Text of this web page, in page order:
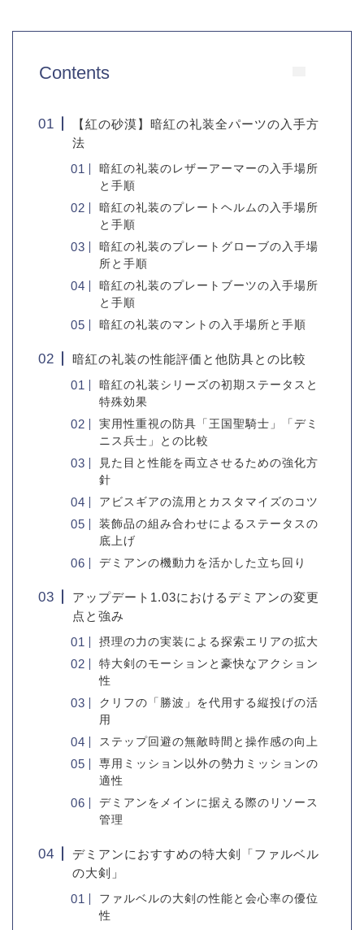
Contents
【紅の砂漠】暗紅の礼装全パーツの入手方
法
暗紅の礼装のレザーアーマーの入手場所
と手順
暗紅の礼装のプレートヘルムの入手場所
と手順
暗紅の礼装のプレートグローブの入手場
所と手順
暗紅の礼装のプレートブーツの入手場所
と手順
暗紅の礼装のマントの入手場所と手順
暗紅の礼装の性能評価と他防具との比較
暗紅の礼装シリーズの初期ステータスと
特殊効果
実用性重視の防具「王国聖騎士」「デミ
ニス兵士」との比較
見た目と性能を両立させるための強化方
針
アビスギアの流用とカスタマイズのコツ
装飾品の組み合わせによるステータスの
底上げ
デミアンの機動力を活かした立ち回り
アップデート1.03におけるデミアンの変更
点と強み
摂理の力の実装による探索エリアの拡大
特大剣のモーションと豪快なアクション
性
クリフの「勝波」を代用する縦投げの活
用
ステップ回避の無敵時間と操作感の向上
専用ミッション以外の勢力ミッションの
適性
デミアンをメインに据える際のリソース
管理
デミアンにおすすめの特大剣「ファルベル
の大剣」
ファルベルの大剣の性能と会心率の優位
性